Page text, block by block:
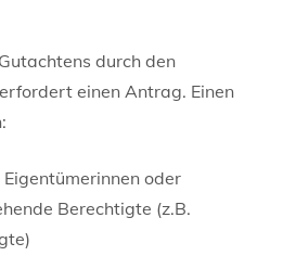
durch den
einen Antrag. Einen
oder
Berechtigte (z.B.